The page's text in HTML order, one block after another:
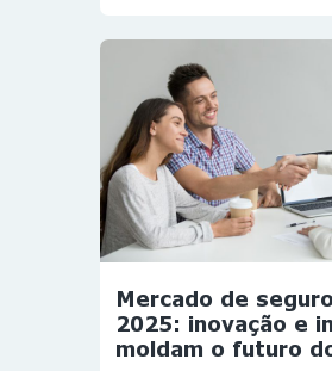
Mercado de
2025: inovação e
moldam o futuro